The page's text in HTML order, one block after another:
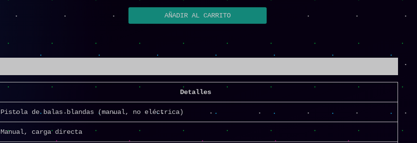
AÑADIR AL CARRITO
Detalles
Pistola de balas blandas (manual, no eléctrica)
Manual, carga directa